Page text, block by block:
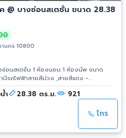
@ บางซ่อนสเตชั่น ขนาด 28.38
นคร 10800
ซ่อนสเตชั่น 1 ห้องนอน 1 ห้องน้พ ขนาด
ม่ - รพ.เกษมราษฎร์ ประชาชื่น - รพ.นนเวช
เจอร์รัชโยธิน - เดอะมอลล์ งามวงศ์วาน
นต์ไทย (SCG ) - บริษัท ปตท. - บริษัท ยูนิ
ณฑิตย์ - เทคโนโลยีพระจอมเกล้า
ำ 28.38 ตร.ม. 921
โทร